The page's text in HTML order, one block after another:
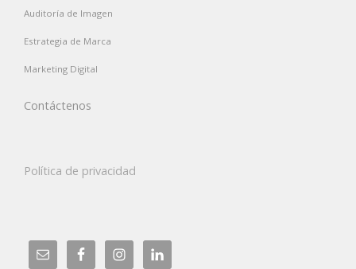
Auditoría de Imagen
Estrategia de Marca
Marketing Digital
Contáctenos
Política de privacidad